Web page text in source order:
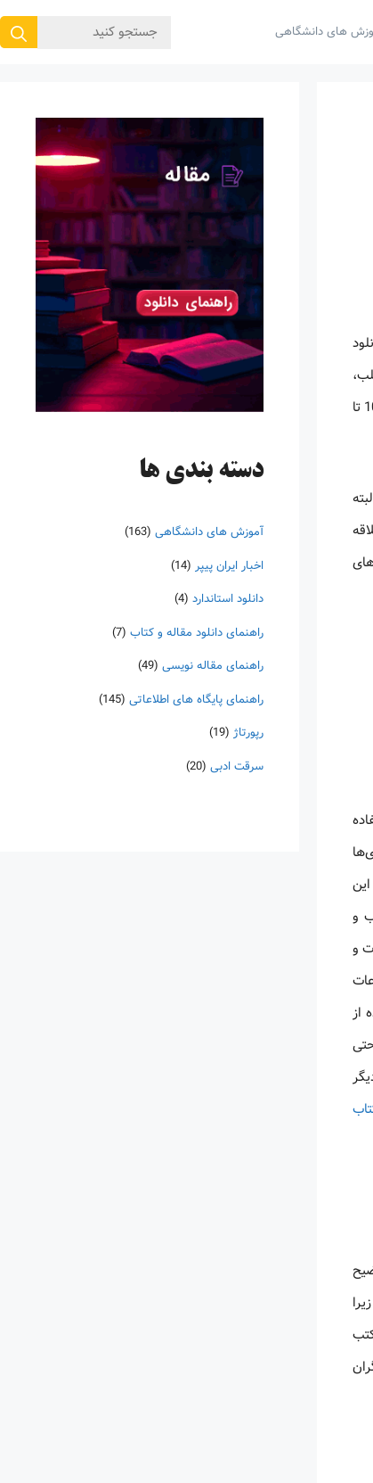
های دانشگاهی
جستجوی
بطور پیوسته بروز خواهد شد. یکی از بهترین راه ها برای دانلود رایگان کتاب انگلیسی استفاده از سایت های دانلود رایگان کتاب است که در این مقاله 10 تا
و
و
از
دسته‌ بندی ها
آموزش های دانشگاهی (163)
اخبار ایران پیپر (14)
دانلود استاندارد (4)
راهنمای دانلود مقاله و کتاب (7)
راهنمای مقاله نویسی (49)
راهنمای پایگاه های اطلاعاتی (145)
رپورتاژ (19)
سرقت ادبی (20)